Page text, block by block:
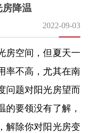
降温
2022-09-03
房空间，但夏天一
率不高，尤其在南
问题对阳光房望而
的要领没有了解，
解除你对阳光房变